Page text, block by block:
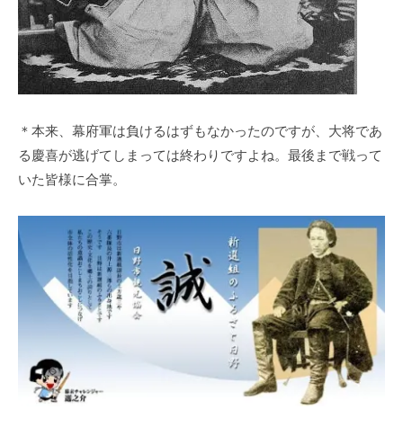
＊本来、幕府軍は負けるはずもなかったのですが、大将であ
る慶喜が逃げてしまっては終わりですよね。最後まで戦って
いた皆様に合掌。